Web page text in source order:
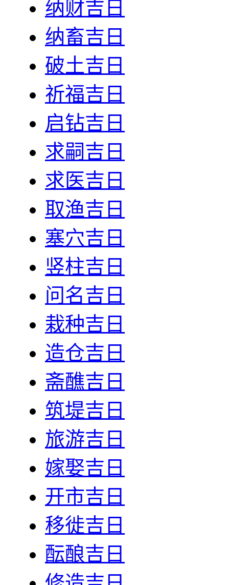
纳财吉日
纳畜吉日
破土吉日
祈福吉日
启钻吉日
求嗣吉日
求医吉日
取渔吉日
塞穴吉日
竖柱吉日
问名吉日
栽种吉日
造仓吉日
斋醮吉日
筑堤吉日
旅游吉日
嫁娶吉日
开市吉日
移徙吉日
酝酿吉日